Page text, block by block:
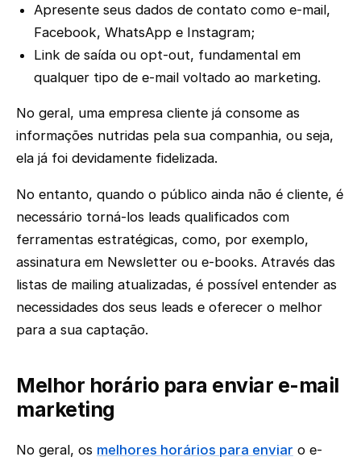
Apresente seus dados de contato como e-mail,
Facebook, WhatsApp e Instagram;
Link de saída ou opt-out, fundamental em
qualquer tipo de e-mail voltado ao marketing.
No geral, uma empresa cliente já consome as
informações nutridas pela sua companhia, ou seja,
ela já foi devidamente fidelizada.
No entanto, quando o público ainda não é cliente, é
necessário torná-los leads qualificados com
ferramentas estratégicas, como, por exemplo,
assinatura em Newsletter ou e-books. Através das
listas de mailing atualizadas, é possível entender as
necessidades dos seus leads e oferecer o melhor
para a sua captação.
Melhor horário para enviar e-mail
marketing
No geral, os melhores horários para enviar o e-